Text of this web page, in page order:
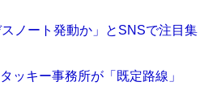
ノート発動か」とSNSで注目集
ッキー事務所が「既定路線」